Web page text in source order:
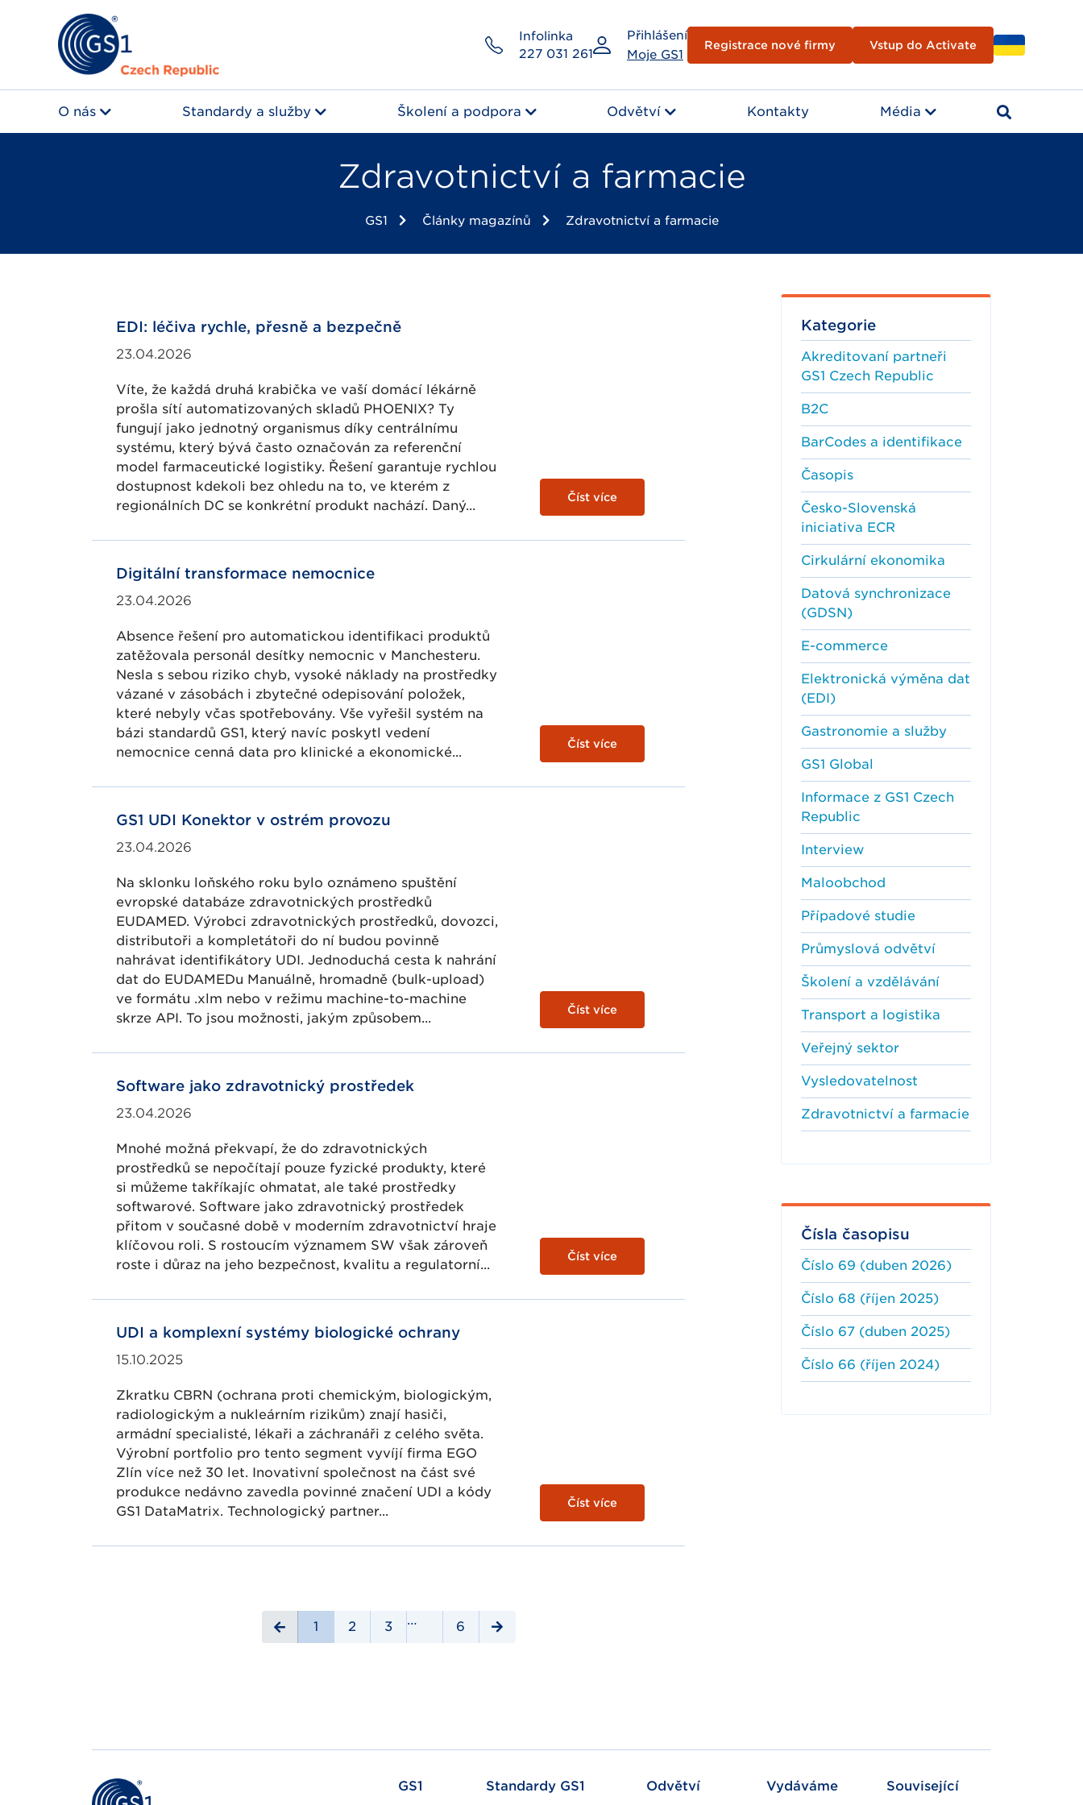
Infolinka
227 031 261
Přihlášení
Moje GS1
Registrace nové firmy Vstup do Activate
O nás Standardy a služby Školení a podpora Odvětví Kontakty Média
Zdravotnictví a farmacie
GS1 Články magazínů Zdravotnictví a farmacie
EDI: léčiva rychle, přesně a bezpečně
23.04.2026
Víte, že každá druhá krabička ve vaší domácí lékárně
prošla sítí automatizovaných skladů PHOENIX? Ty
fungují jako jednotný organismus díky centrálnímu
systému, který bývá často označován za referenční
model farmaceutické logistiky. Řešení garantuje rychlou
dostupnost kdekoli bez ohledu na to, ve kterém z
regionálních DC se konkrétní produkt nachází. Daný...
Číst více
Digitální transformace nemocnice
23.04.2026
Absence řešení pro automatickou identifikaci produktů
zatěžovala personál desítky nemocnic v Manchesteru.
Nesla s sebou riziko chyb, vysoké náklady na prostředky
vázané v zásobách i zbytečné odepisování položek,
které nebyly včas spotřebovány. Vše vyřešil systém na
bázi standardů GS1, který navíc poskytl vedení
nemocnice cenná data pro klinické a ekonomické...
Číst více
GS1 UDI Konektor v ostrém provozu
23.04.2026
Na sklonku loňského roku bylo oznámeno spuštění
evropské databáze zdravotnických prostředků
EUDAMED. Výrobci zdravotnických prostředků, dovozci,
distributoři a kompletátoři do ní budou povinně
nahrávat identifikátory UDI. Jednoduchá cesta k nahrání
dat do EUDAMEDu Manuálně, hromadně (bulk-upload)
ve formátu .xlm nebo v režimu machine-to-machine
skrze API. To jsou možnosti, jakým způsobem...
Číst více
Software jako zdravotnický prostředek
23.04.2026
Mnohé možná překvapí, že do zdravotnických
prostředků se nepočítají pouze fyzické produkty, které
si můžeme takříkajíc ohmatat, ale také prostředky
softwarové. Software jako zdravotnický prostředek
přitom v současné době v moderním zdravotnictví hraje
klíčovou roli. S rostoucím významem SW však zároveň
roste i důraz na jeho bezpečnost, kvalitu a regulatorní...
Číst více
UDI a komplexní systémy biologické ochrany
15.10.2025
Zkratku CBRN (ochrana proti chemickým, biologickým,
radiologickým a nukleárním rizikům) znají hasiči,
armádní specialisté, lékaři a záchranáři z celého světa.
Výrobní portfolio pro tento segment vyvíjí firma EGO
Zlín více než 30 let. Inovativní společnost na část své
produkce nedávno zavedla povinné značení UDI a kódy
GS1 DataMatrix. Technologický partner...
Číst více
1 2 3 … 6
Kategorie
Akreditovaní partneři
GS1 Czech Republic
B2C
BarCodes a identifikace
Časopis
Česko-Slovenská
iniciativa ECR
Cirkulární ekonomika
Datová synchronizace
(GDSN)
E-commerce
Elektronická výměna dat
(EDI)
Gastronomie a služby
GS1 Global
Informace z GS1 Czech
Republic
Interview
Maloobchod
Případové studie
Průmyslová odvětví
Školení a vzdělávání
Transport a logistika
Veřejný sektor
Vysledovatelnost
Zdravotnictví a farmacie
Čísla časopisu
Číslo 69 (duben 2026)
Číslo 68 (říjen 2025)
Číslo 67 (duben 2025)
Číslo 66 (říjen 2024)
GS1 Standardy GS1 Odvětví Vydáváme Související